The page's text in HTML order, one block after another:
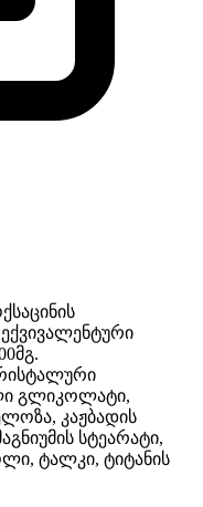
გლიკოლატი,
კაჟბადის
სტეარატი,
ტალკი, ტიტანის